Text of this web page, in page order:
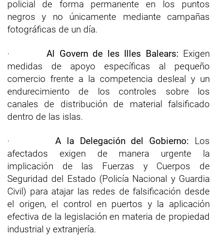
policial de forma permanente en los puntos
negros y no únicamente mediante campañas
fotográficas de un día.
· Al Govern de les Illes Balears: Exigen
medidas de apoyo específicas al pequeño
comercio frente a la competencia desleal y un
endurecimiento de los controles sobre los
canales de distribución de material falsificado
dentro de las islas.
·A la Delegación del Gobierno: Los
afectados exigen de manera urgente la
implicación de las Fuerzas y Cuerpos de
Seguridad del Estado (Policía Nacional y Guardia
Civil) para atajar las redes de falsificación desde
el origen, el control en puertos y la aplicación
efectiva de la legislación en materia de propiedad
industrial y extranjería.